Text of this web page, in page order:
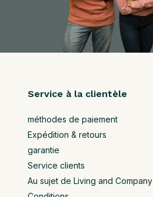
Service à la clientèle
méthodes de paiement
Expédition & retours
garantie
Service clients
Au sujet de Living and Company